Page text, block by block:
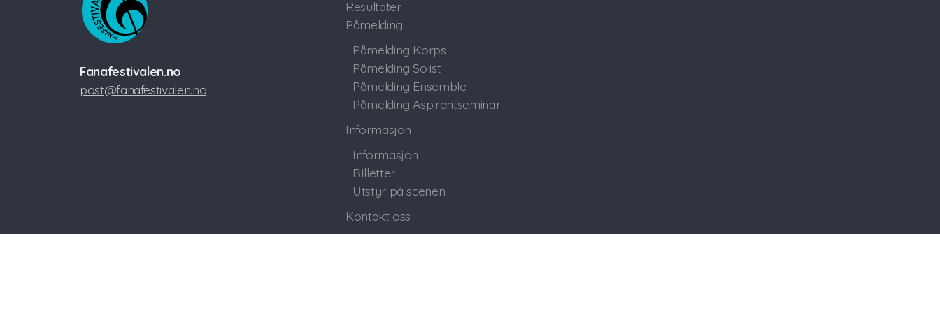
Fanafestivalen.no
post@fanafestivalen.no
Resultater
Påmelding
Påmelding Korps
Påmelding Solist
Påmelding Ensemble
Påmelding Aspirantseminar
Informasjon
Informasjon
BIlletter
Utstyr på scenen
Kontakt oss